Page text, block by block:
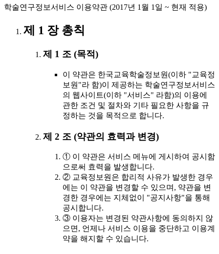
학술연구정보서비스 이용약관 (2017년 1월 1일 ~ 현재 적용)
제 1 장 총칙
제 1 조 (목적)
이 약관은 한국교육학술정보원(이하 "교육정
보원"라 함)이 제공하는 학술연구정보서비스
의 웹사이트(이하 "서비스" 라함)의 이용에
관한 조건 및 절차와 기타 필요한 사항을 규
정하는 것을 목적으로 합니다.
제 2 조 (약관의 효력과 변경)
① 이 약관은 서비스 메뉴에 게시하여 공시함
으로써 효력을 발생합니다.
② 교육정보원은 합리적 사유가 발생한 경우
에는 이 약관을 변경할 수 있으며, 약관을 변
경한 경우에는 지체없이 "공지사항"을 통해
공시합니다.
③ 이용자는 변경된 약관사항에 동의하지 않
으면, 언제나 서비스 이용을 중단하고 이용계
약을 해지할 수 있습니다.